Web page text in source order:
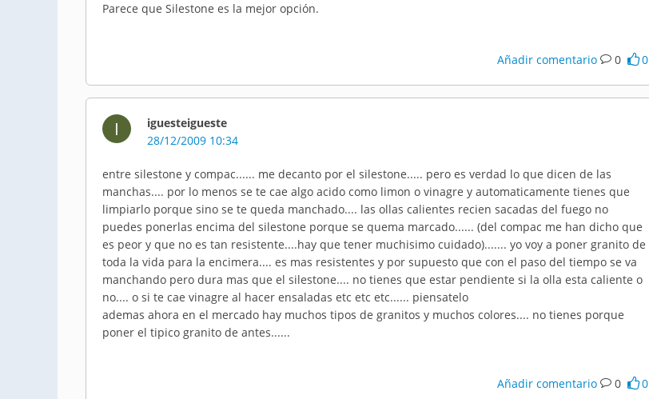
Parece que Silestone es la mejor opción.
Añadir comentario 0 0
I
iguesteigueste
28/12/2009 10:34
entre silestone y compac...... me decanto por el silestone..... pero es verdad lo que dicen de las
manchas.... por lo menos se te cae algo acido como limon o vinagre y automaticamente tienes que
limpiarlo porque sino se te queda manchado.... las ollas calientes recien sacadas del fuego no
puedes ponerlas encima del silestone porque se quema marcado...... (del compac me han dicho que
es peor y que no es tan resistente....hay que tener muchisimo cuidado)....... yo voy a poner granito de
toda la vida para la encimera.... es mas resistentes y por supuesto que con el paso del tiempo se va
manchando pero dura mas que el silestone.... no tienes que estar pendiente si la olla esta caliente o
no.... o si te cae vinagre al hacer ensaladas etc etc etc...... piensatelo
ademas ahora en el mercado hay muchos tipos de granitos y muchos colores.... no tienes porque
poner el tipico granito de antes......
Añadir comentario 0 0